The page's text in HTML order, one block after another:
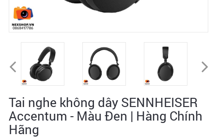
Tai nghe không dây SENNHEISER
Accentum - Màu Đen | Hàng Chính
Hãng